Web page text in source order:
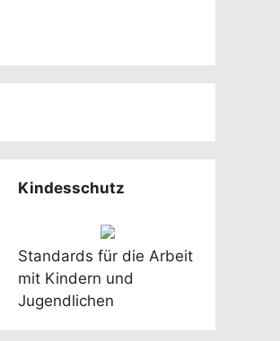
Kindesschutz
Standards für die Arbeit
mit Kindern und
Jugendlichen